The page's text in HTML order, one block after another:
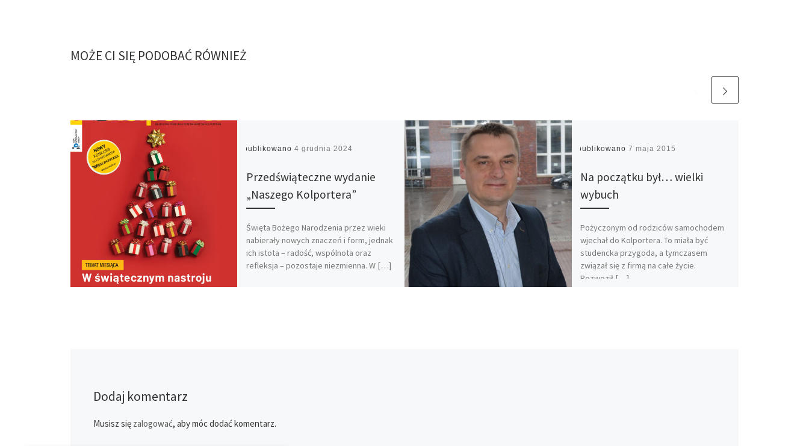
MOŻE CI SIĘ PODOBAĆ RÓWNIEŻ
Opublikowano 4 grudnia 2024
Przedświąteczne wydanie
„Naszego Kolportera”
Święta Bożego Narodzenia przez wieki
nabierały nowych znaczeń i form, jednak
ich istota – radość, wspólnota oraz
refleksja – pozostaje niezmienna. W […]
Opublikowano 7 maja 2015
Na początku był… wielki
wybuch
Pożyczonym od rodziców samochodem
wjechał do Kolportera. To miała być
studencka przygoda, a tymczasem
związał się z firmą na całe życie.
Rozwoził […]
Dodaj komentarz
Musisz się zalogować, aby móc dodać komentarz.